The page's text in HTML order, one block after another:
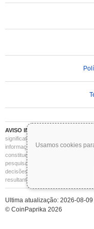
Usamos cookies
AVISO IMPORTANTE:
As
significativos. Você pode perder
informações no Coinpaprika são
constituem aconselhamento
pesquisa (DYOR) e consulte um
decisões de investimento. O
resultantes do uso dessas
Ultima atualização: 2026-08-
© CoinPaprika 2026